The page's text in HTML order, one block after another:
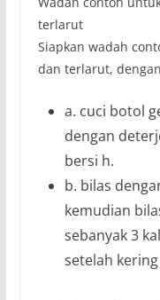
terlarut
Siapkan wadah
dan terlarut,
a. cuci botol
dengan
bersi h.
b. bilas
kemudian
sebanyak 3
setelah